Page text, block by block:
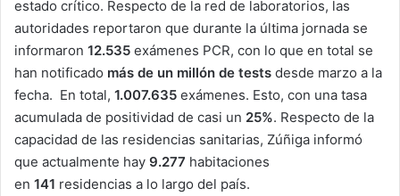
estado crítico. Respecto de la red de laboratorios, las
autoridades reportaron que durante la última jornada se
informaron 12.535 exámenes PCR, con lo que en total se
han notificado más de un millón de tests desde marzo a la
fecha. En total, 1.007.635 exámenes. Esto, con una tasa
acumulada de positividad de casi un 25%. Respecto de la
capacidad de las residencias sanitarias, Zúñiga informó
que actualmente hay 9.277 habitaciones
en 141 residencias a lo largo del país.